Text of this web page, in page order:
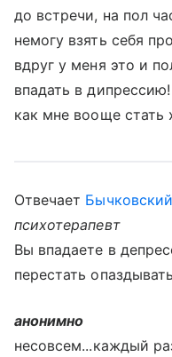
до встречи, на пол
немогу взять себя
вдруг у меня это и
впадать в
как мне вооще стать
Отвечает
психотерапевт
Вы впадаете в
перестать
анонимно
несовсем...каждый